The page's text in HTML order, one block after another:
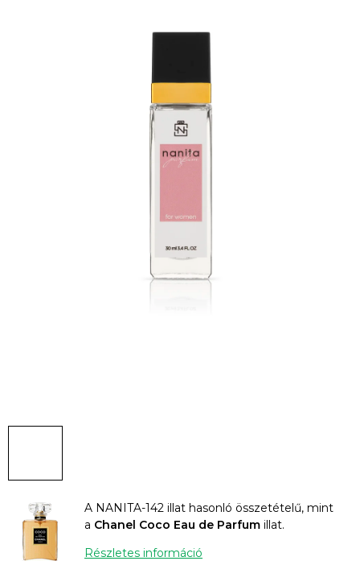
A NANITA-142 illat hasonló összetételű, mint
a Chanel Coco Eau de Parfum illat.
Részletes információ